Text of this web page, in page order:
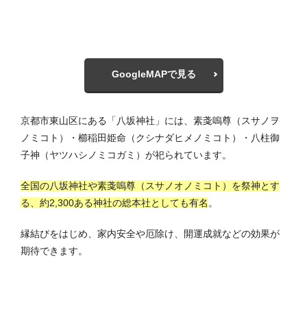
GoogleMAPで見る
京都市東山区にある「八坂神社」には、素戔嗚尊（スサノヲ
ノミコト）・櫛稲田姫命（クシナダヒメノミコト）・八柱御
子神（ヤツハシノミコガミ）が祀られています。
全国の八坂神社や素戔嗚尊（スサノオノミコト）を祭神とす
る、約2,300ある神社の総本社としても有名 。
縁結びをはじめ、家内安全や厄除け、開運成就などの効果が
期待できます。